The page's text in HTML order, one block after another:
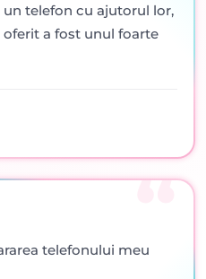
telefon cu ajutorul lor,
oferit a fost unul foarte
telefonului meu